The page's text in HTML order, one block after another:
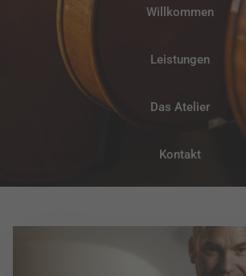
Willkommen
Leistungen
Das Atelier
Kontakt